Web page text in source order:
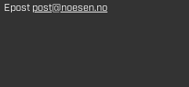
Epost post@noesen.no